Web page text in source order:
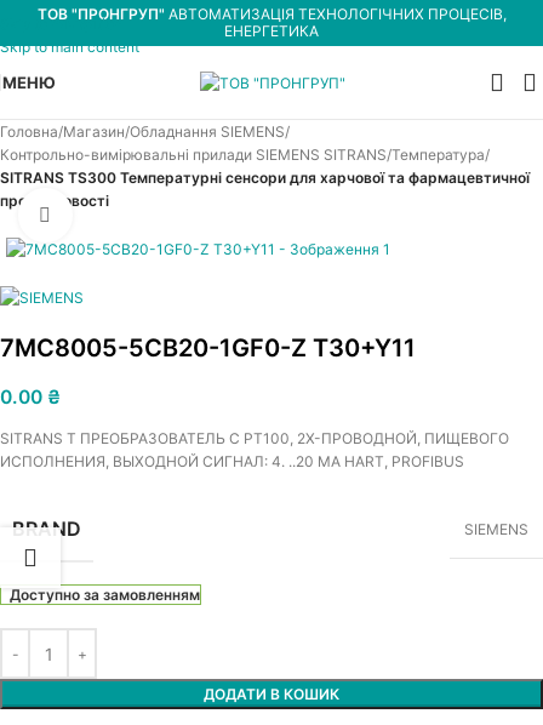
Skip to navigation
Skip to main content
ТОВ "ПРОНГРУП" АВТОМАТИЗАЦІЯ ТЕХНОЛОГІЧНИХ ПРОЦЕСІВ,
ЕНЕРГЕТИКА
МЕНЮ
Головна Магазин Обладнання SIEMENS
Контрольно-вимірювальні прилади SIEMENS SITRANS Температура
SITRANS TS300 Температурні сенсори для харчової та фармацевтичної
промисловості
7MC8005-5CB20-1GF0-Z T30+Y11
0.00 ₴
SITRANS T ПРЕОБРАЗОВАТЕЛЬ С PT100, 2Х-ПРОВОДНОЙ, ПИЩЕВОГО
ИСПОЛНЕНИЯ, ВЫХОДНОЙ СИГНАЛ: 4. ..20 MA HART, PROFIBUS
BRAND SIEMENS
Доступно за замовленням
ДОДАТИ В КОШИК